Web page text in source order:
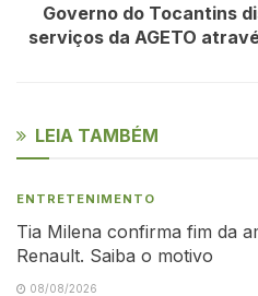
Governo do Tocantins
serviços da AGETO
LEIA TAMBÉM
ENTRETENIMENTO
Tia Milena confirma fim da
Renault. Saiba o motivo
08/08/2026